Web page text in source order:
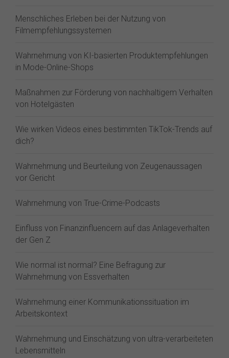
Menschliches Erleben bei der Nutzung von
Filmempfehlungssystemen
Wahrnehmung von KI-basierten Produktempfehlungen
in Mode-Online-Shops
Maßnahmen zur Förderung von nachhaltigem Verhalten
von Hotelgästen
Wie wirken Videos eines bestimmten TikTok-Trends auf
dich?
Wahrnehmung und Beurteilung von Zeugenaussagen
vor Gericht
Wahrnehmung von True-Crime-Podcasts
Einfluss von Finanzinfluencern auf das Anlageverhalten
der Gen Z⁠
Wie normal ist normal? Eine Befragung zur
Wahrnehmung von Essverhalten
Wahrnehmung einer Kommunikationssituation im
Arbeitskontext
Wahrnehmung und Einschätzung von ultra-verarbeiteten
Lebensmitteln